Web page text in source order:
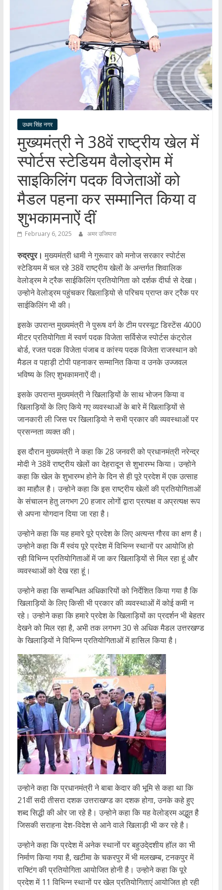
।
सच्ची
खबर
सबकी
खबर
उधम सिंह नगर
मुख्यमंत्री ने 38वें राष्ट्रीय खेल में
स्पोर्टस स्टेडियम वैलोड्रोम में
साइकिलिंग पदक विजेताओं को
मैडल पहना कर सम्मानित किया व
शुभकामनाऐं दीं
February 6, 2025 अमर उजियारा
रुद्रपुर। मुख्यमंत्री धामी ने गुरूवार को मनोज सरकार स्पोर्टस
स्टेडियम में चल रहे 38वें राष्ट्रीय खेलों के अन्तर्गत शिवालिक
वेलोड्रम मे ट्रैक साईकिलिंग प्रतियोगिता को दर्शक दीर्घा से देखा।
उन्होने वेलोड्रम पहुंचकर खिलाड़ियो से परिचय प्राप्त कर ट्रैक पर
साईकिलिंग भी की।
इसके उपरान्त मुख्यमंत्री ने पुरूष वर्ग के टीम परस्यूट डिस्टेंस 4000
मीटर प्रतियोगिता में स्वर्ण पदक विजेता सर्विसेज स्पोर्टस कंट्रोल
बोर्ड, रजत पदक विजेता पंजाब व कांस्य पदक विजेता राजस्थान को
मैडल व पहाड़ी टोपी पहनाकर सम्मानित किया व उनके उज्जवल
भविष्य के लिए शुभकामनाऐं दी।
इसके उपरान्त मुख्यमंत्री ने खिलाड़ियों के साथ भोजन किया व
खिलाड़ियों के लिए किये गए व्यवस्थाओं के बारे में खिलाड़ियों से
जानकारी ली जिस पर खिलाड़ियो ने सभी प्रकार की व्यवस्थाओं पर
प्रसन्नता व्यक्त की।
इस दौरान मुख्यमंत्री ने कहा कि 28 जनवरी को प्रधानमंत्री नरेन्द्र
मोदी ने 38वें राष्ट्रीय खेलों का देहरादून से शुभारम्भ किया। उन्होने
कहा कि खेल के शुभारम्भ होने के दिन से ही पूरे प्रदेश में एक उत्साह
का माहौल है। उन्होने कहा कि इस राष्ट्रीय खेलों की प्रतियोगिताओं
के संचालन हेतु लगभग 20 हजार लोगों द्वारा प्रत्यक्ष व अप्रत्यक्ष रूप
से अपना योगदान दिया जा रहा है।
उन्होने कहा कि यह हमारे पूरे प्रदेश के लिए अत्यन्त गौरव का क्षण है।
उन्होने कहा कि मैं स्वंय पूरे प्रदेश में विभिन्न स्थानों पर आयोजि हो
रही विभिन्न प्रतियोगिताओं में जा कर खिलाड़ियों से मिल रहा हूं और
व्यवस्थाओं को देख रहा हूं।
उन्होने कहा कि सम्बन्धित अधिकारियों को निर्देशित किया गया है कि
खिलाड़ियों के लिए किसी भी प्रकार की व्यवस्थाओं में कोई कमी न
रहे। उन्होने कहा कि हमारे प्रदेश के खिलाड़ियों का प्रदर्शन भी बेहतर
देखने को मिल रहा है, अभी तक लगभग 30 से अधिक मैडल उत्तरखण्ड
के खिलाड़ियों ने विभिन्न प्रतियोगिताओं में हासिल किया है।
उन्होने कहा कि प्रधानमंत्री ने बाबा केदार की भूमि से कहा था कि
21वीं सदी तीसरा दशक उत्तराखण्ड का दशक होगा, उनके कहे हुए
शब्द सिद्धी की ओर जा रहे है। उन्होने कहा कि यह वेलोड्रम अद्भुत है
जिसकी सराहना देश-विदेश से आने वाले खिलाड़ी भी कर रहे है।
उन्होने कहा कि प्रदेश में अनेक स्थानों पर बहुउदे्दशीय हॉल का भी
निर्माण किया गया है, खटीमा के चकरपुर में भी मलखम्ब, टनकपुर में
राफ्टिंग की प्रतियोगिता आयोजित होनी है। उन्होने कहा कि पूरे
प्रदेश में 11 विभिन्न स्थानों पर खेल प्रतियोगिताएं आयोजित हो रही